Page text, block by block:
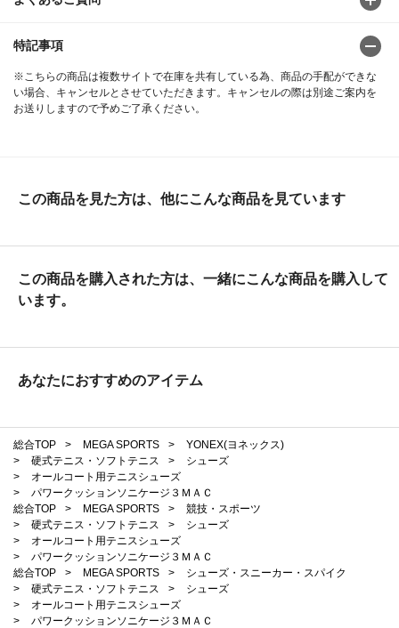
特記事項
※こちらの商品は複数サイトで在庫を共有している為、商品の手配ができな
い場合、キャンセルとさせていただきます。キャンセルの際は別途ご案内を
お送りしますので予めご了承ください。
この商品を見た方は、他にこんな商品を見ています
この商品を購入された方は、一緒にこんな商品を購入して
います。
あなたにおすすめのアイテム
総合TOP > MEGA SPORTS >
YONEX(ヨネックス)
>
硬式テニス・ソフトテニス >
シューズ
>
オールコート用テニスシューズ
>
パワークッションソニケージ３ＭＡＣ
総合TOP
> MEGA SPORTS >
競技・スポーツ
>
硬式テニス・ソフトテニス >
シューズ
>
オールコート用テニスシューズ
>
パワークッションソニケージ３ＭＡＣ
総合TOP
> MEGA SPORTS >
シューズ・スニーカー・スパイク
>
硬式テニス・ソフトテニス >
シューズ
>
オールコート用テニスシューズ
>
パワークッションソニケージ３ＭＡＣ